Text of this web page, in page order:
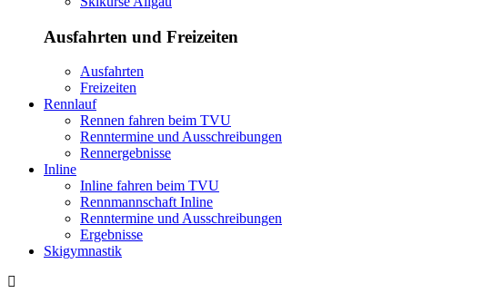
Ausfahrten und Freizeiten
Ausfahrten
Freizeiten
Rennlauf
Rennen fahren beim TVU
Renntermine und Ausschreibungen
Rennergebnisse
Inline
Inline fahren beim TVU
Rennmannschaft Inline
Renntermine und Ausschreibungen
Ergebnisse
Skigymnastik